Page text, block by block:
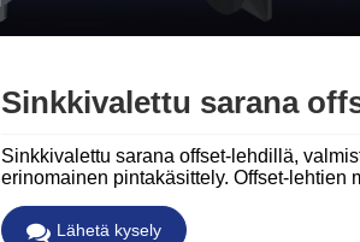
Sinkkivalettu sarana
Sinkkivalettu sarana offset-lehdillä,
erinomainen pintakäsittely. Offset-lehtien
Lähetä kysely